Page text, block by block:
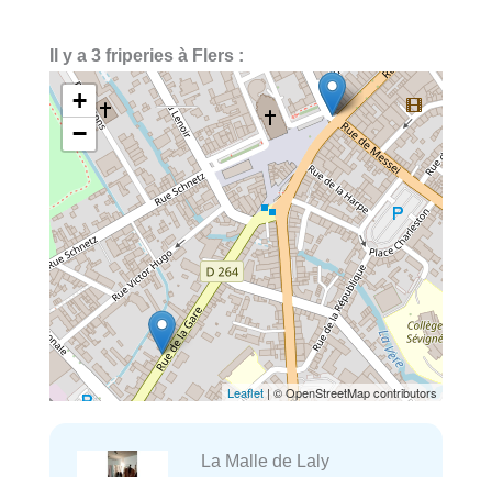
Il y a 3 friperies à Flers :
+
−
Leaflet | © OpenStreetMap contributors
La Malle de Laly